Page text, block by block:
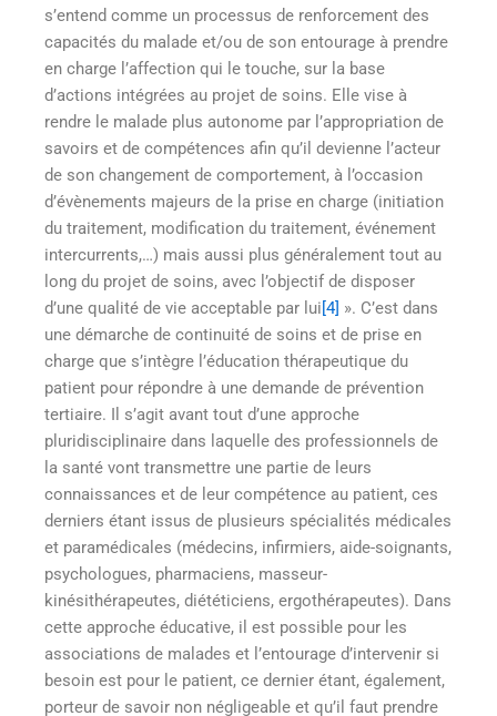
s’entend comme un processus de renforcement des
capacités du malade et/ou de son entourage à prendre
en charge l’affection qui le touche, sur la base
d’actions intégrées au projet de soins. Elle vise à
rendre le malade plus autonome par l’appropriation de
savoirs et de compétences afin qu’il devienne l’acteur
de son changement de comportement, à l’occasion
d’évènements majeurs de la prise en charge (initiation
du traitement, modification du traitement, événement
intercurrents,…) mais aussi plus généralement tout au
long du projet de soins, avec l’objectif de disposer
d’une qualité de vie acceptable par lui[4] ». C’est dans
une démarche de continuité de soins et de prise en
charge que s’intègre l’éducation thérapeutique du
patient pour répondre à une demande de prévention
tertiaire. Il s’agit avant tout d’une approche
pluridisciplinaire dans laquelle des professionnels de
la santé vont transmettre une partie de leurs
connaissances et de leur compétence au patient, ces
derniers étant issus de plusieurs spécialités médicales
et paramédicales (médecins, infirmiers, aide-soignants,
psychologues, pharmaciens, masseur-
kinésithérapeutes, diététiciens, ergothérapeutes). Dans
cette approche éducative, il est possible pour les
associations de malades et l’entourage d’intervenir si
besoin est pour le patient, ce dernier étant, également,
porteur de savoir non négligeable et qu’il faut prendre